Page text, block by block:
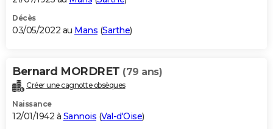
Décès
03/05/2022 au Mans (Sarthe)
Bernard MORDRET (79 ans)
Créer une cagnotte obsèques
Naissance
12/01/1942 à Sannois (Val-d'Oise)